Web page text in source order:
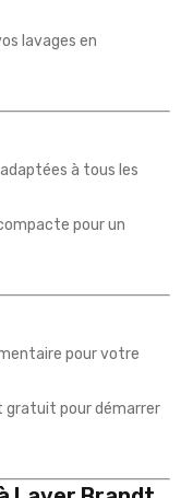
lavages en
à tous les
pour un
pour votre
gratuit pour démarrer